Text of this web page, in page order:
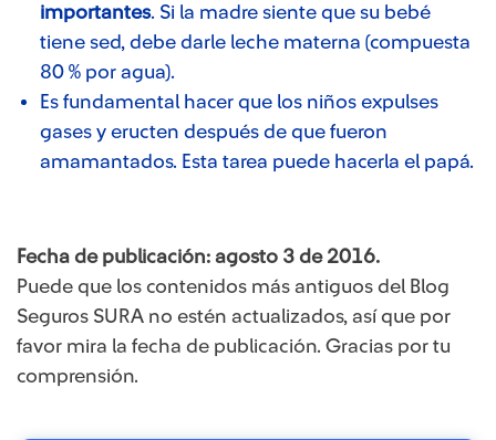
importantes. Si la madre siente que su bebé
tiene sed, debe darle leche materna (compuesta
80 % por agua).
Es fundamental hacer que los niños expulses
gases y eructen después de que fueron
amamantados. Esta tarea puede hacerla el papá.
Fecha de publicación: agosto 3 de 2016.
Puede que los contenidos más antiguos del Blog
Seguros SURA no estén actualizados, así que por
favor mira la fecha de publicación. Gracias por tu
comprensión.